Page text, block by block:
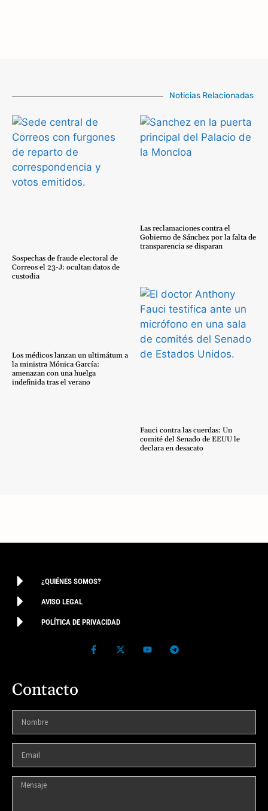
Noticias Relacionadas
Sospechas de fraude electoral de
Correos el 23-J: ocultan datos de
custodia
Las reclamaciones contra el
Gobierno de Sánchez por la falta de
transparencia se disparan
Los médicos lanzan un ultimátum a
la ministra Mónica García:
amenazan con una huelga
indefinida tras el verano
Fauci contra las cuerdas: Un
comité del Senado de EEUU le
declara en desacato
¿QUIÉNES SOMOS?
AVISO LEGAL
POLÍTICA DE PRIVACIDAD
Contacto